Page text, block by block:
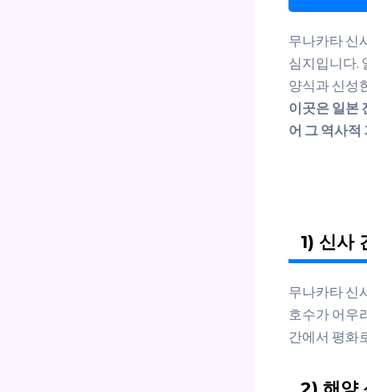
무나카타 신
심지입니다.
양식과 신성
이곳은 일본
어 그 역사
1) 신사
무나카타 신
호수가 어우
간에서 평화